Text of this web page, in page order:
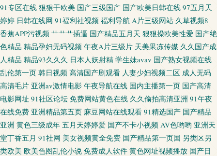
91专区在线 狠狠干欧美 国产三级国产 国产欧美日韩在线 97五月天
婷婷 日韩在线网 91福利社视频 福利导航 A片三级网站 久草视频8
香蕉APP污视频 艹艹艹插逼 国产精品五月天 狠狠操欧美性爱 国产绝
色精品 精品孕妇无码视频 午夜A片三级片 天美果冻传媒 久久国产成
人精品 精品93久久久 日本人妖射精 学生妹avav 国产熟女视频在线
乱伦第一页 韩日视频 高清国产剧观看 人妻少妇视频二区 成人无码
高清毛片 亚洲av激情电影 午夜导航在线 国内主播第一页 国产高清
电影网址 91社区论坛 免费网站黄色在线 久久偷拍高清亚洲 91午夜
在线免费 亚洲精品第五页 麻豆网站在线观看 91精选国产 国产精品
亚洲 黄色三级成年 五月天婷婷爱 国产不卡小视频 AV色哟哟 亚洲天
堂丁香五月 91社网 美女视频黄全免费 国产精品第一页国 另类区另
类欧美 欧美色图乱伦小说 免费成人软件 黄色网址视频播放 国产日